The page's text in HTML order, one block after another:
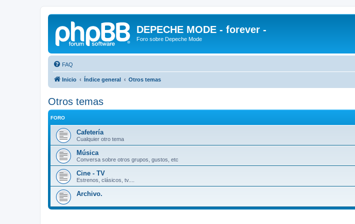
DEPECHE MODE - forever -
Foro sobre Depeche Mode
FAQ
Inicio Índice general Otros temas
Otros temas
FORO
Cafetería
Cualquier otro tema
Música
Conversa sobre otros grupos, gustos, etc
Cine - TV
Estrenos, clásicos, tv....
Archivo.